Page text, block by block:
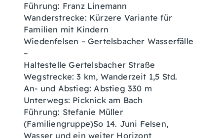
Führung: Franz Linemann
Wanderstrecke: Kürzere Variante für
Familien mit Kindern
Wiedenfelsen – Gertelsbacher Wasserfälle
–
Haltestelle Gertelsbacher Straße
Wegstrecke: 3 km, Wanderzeit 1,5 Std.
An- und Abstieg: Abstieg 330 m
Unterwegs: Picknick am Bach
Führung: Stefanie Müller
(Familiengruppe)So 14. Juni Felsen,
Wasser und ein weiter Horizont